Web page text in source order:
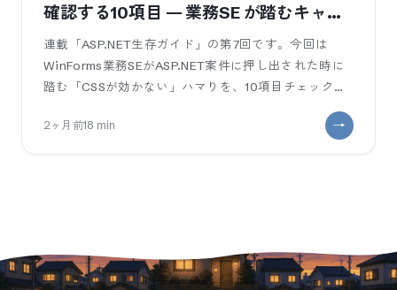
確認する10項目 — 業務SE が踏むキャッ
シュとパスの罠
連載「ASP.NET生存ガイド」の第7回です。今回は
WinForms業務SEがASP.NET案件に押し出された時に
踏む「CSSが効かない」ハマりを、10項目チェックリ
2ヶ月前18 min